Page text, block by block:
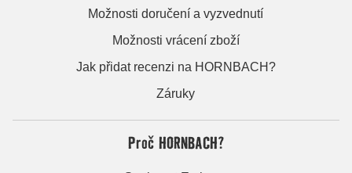
Možnosti doručení a vyzvednutí
Možnosti vrácení zboží
Jak přidat recenzi na HORNBACH?
Záruky
Proč HORNBACH?